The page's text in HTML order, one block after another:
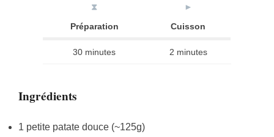
⧗
Préparation
►
Cuisson
30 minutes 2 minutes
Ingrédients
1 petite patate douce (~125g)